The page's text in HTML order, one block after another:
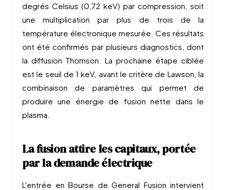
degrés Celsius (0,72 keV) par compression, soit
une multiplication par plus de trois de la
température électronique mesurée. Ces résultats
ont été confirmés par plusieurs diagnostics, dont
la diffusion Thomson. La prochaine étape ciblée
est le seuil de 1 keV, avant le critère de Lawson, la
combinaison de paramètres qui permet de
produire une énergie de fusion nette dans le
plasma.
La fusion attire les capitaux, portée
par la demande électrique
L'entrée en Bourse de General Fusion intervient